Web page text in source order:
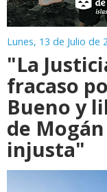
Lunes, 13 de Julio de
"La
fracaso
Bueno y
de
injusta"